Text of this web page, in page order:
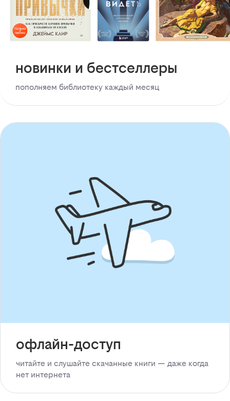
новинки и бестселлеры
пополняем библиотеку каждый месяц
офлайн-доступ
читайте и слушайте скачанные книги — даже когда
нет интернета